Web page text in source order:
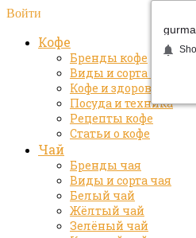
Войти
Кофе
Бренды кофе
Виды и сорта кофе
Кофе и здоровье
Посуда и техника
Рецепты кофе
Статьи о кофе
Чай
Бренды чая
Виды и сорта чая
Белый чай
Жёлтый чай
Зелёный чай